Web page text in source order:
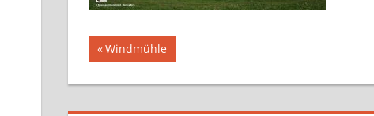
Beitragsnavigation
Vorheriger
Windmühle